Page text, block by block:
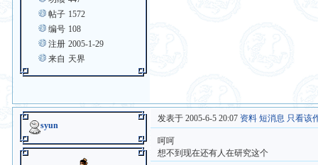
帖子 1572
编号 108
注册 2005-1-29
来自 天界
syun
发表于 2005-6-5 20:07 资料 短消息 只看该
呵呵
想不到现在还有人在研究这个